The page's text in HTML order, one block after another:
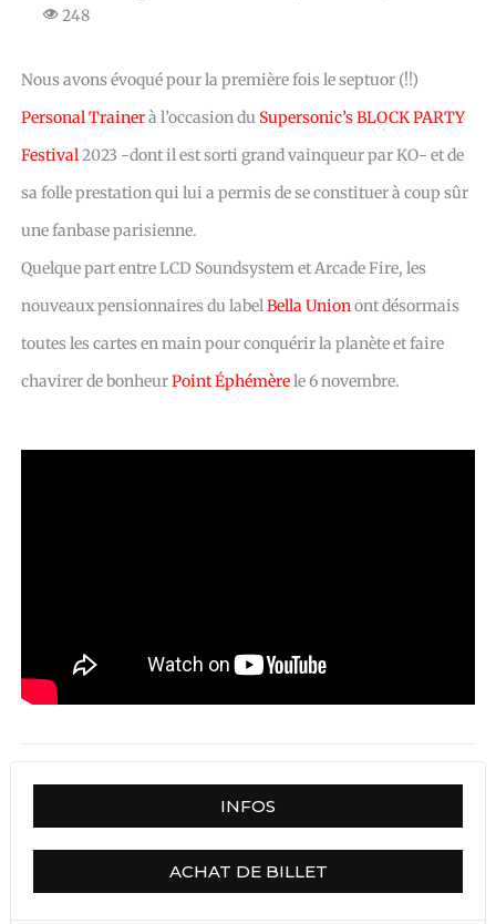
248
Nous avons évoqué pour la première fois le septuor (!!)
Personal Trainerà l’occasion du Supersonic’s BLOCK PARTY
Festival2023 -dont il est sorti grand vainqueur par KO- et de
sa folle prestation qui lui a permis de se constituer à coup sûr
une fanbase parisienne.
Quelque part entre LCD Soundsystem et Arcade Fire, les
nouveaux pensionnaires du labelBella Unionont désormais
toutes les cartes en main pour conquérir la planète et faire
chavirer de bonheurPoint Éphémèrele 6 novembre.
INFOS
ACHAT DE BILLET